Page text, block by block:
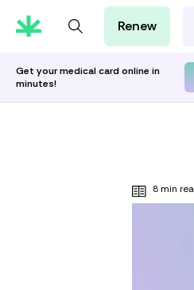
Orientación Cannábica
Aprenda con Leafwell
Renew
Get your medical card online in
minutes!
8 min